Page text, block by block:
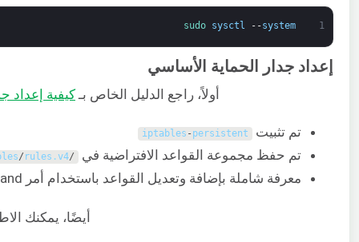
1
sudo sysctl --system
إعداد جدار الحماية الأساسي
أولاً، راجع الدليل الخاص بـ كيفية إعداد
تم تثبيت iptables - persistent
تم حفظ مجموعة القواعد الافتراضية في /
/ rules .v4
معرفة شاملة بإضافة وتعديل القواعد باستخدام أمر
أيضًا، يمكنك